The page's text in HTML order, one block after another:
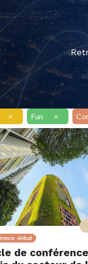
× Fun ×
-débat
de